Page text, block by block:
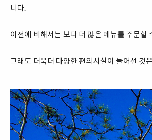
니다.
이전에 비해서는 보다 더 많은 메뉴를 주문
그래도 더욱더 다양한 편의시설이 들어선 것